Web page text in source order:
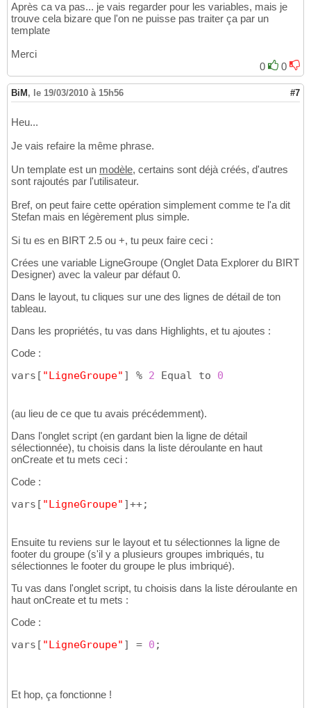
Après ca va pas... je vais regarder pour les variables, mais je
trouve cela bizare que l'on ne puisse pas traiter ça par un
template
Merci
0
0
BiM , le 19/03/2010 à 15h56 #7
Heu...
Je vais refaire la même phrase.
Un template est un modèle, certains sont déjà créés, d'autres
sont rajoutés par l'utilisateur.
Bref, on peut faire cette opération simplement comme te l'a dit
Stefan mais en légèrement plus simple.
Si tu es en BIRT 2.5 ou +, tu peux faire ceci :
Crées une variable LigneGroupe (Onglet Data Explorer du BIRT
Designer) avec la valeur par défaut 0.
Dans le layout, tu cliques sur une des lignes de détail de ton
tableau.
Dans les propriétés, tu vas dans Highlights, et tu ajoutes :
Code :
vars [ "LigneGroupe" ] % 2 Equal to 0
(au lieu de ce que tu avais précédemment).
Dans l'onglet script (en gardant bien la ligne de détail
sélectionnée), tu choisis dans la liste déroulante en haut
onCreate et tu mets ceci :
Code :
vars [ "LigneGroupe" ] ++;
Ensuite tu reviens sur le layout et tu sélectionnes la ligne de
footer du groupe (s'il y a plusieurs groupes imbriqués, tu
sélectionnes le footer du groupe le plus imbriqué).
Tu vas dans l'onglet script, tu choisis dans la liste déroulante en
haut onCreate et tu mets :
Code :
vars [ "LigneGroupe" ] = 0 ;
Et hop, ça fonctionne !